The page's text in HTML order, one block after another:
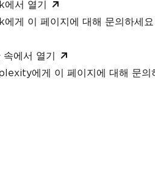
에서 열기
에게 이 페이지에 대해 문의하세요
속에서 열기
에게 이 페이지에 대해 문의